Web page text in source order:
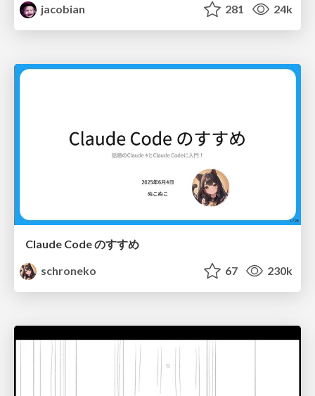
jacobian 281 24k
Claude Code のすすめ
schroneko
67 230k